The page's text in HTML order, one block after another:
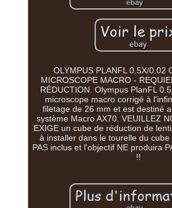
OLYMPUS PLANFL 0.5X/0.02
MICROSCOPE MACRO -
RÉDUCTION. Olympus PlanFL
microscope macro corrigé à
filetage de 26 mm et est destiné
système Macro AX70. VEUILLEZ
EXIGE un cube de réduction de
à installer dans le tourelle du
PAS inclus et l'objectif NE produira
!!